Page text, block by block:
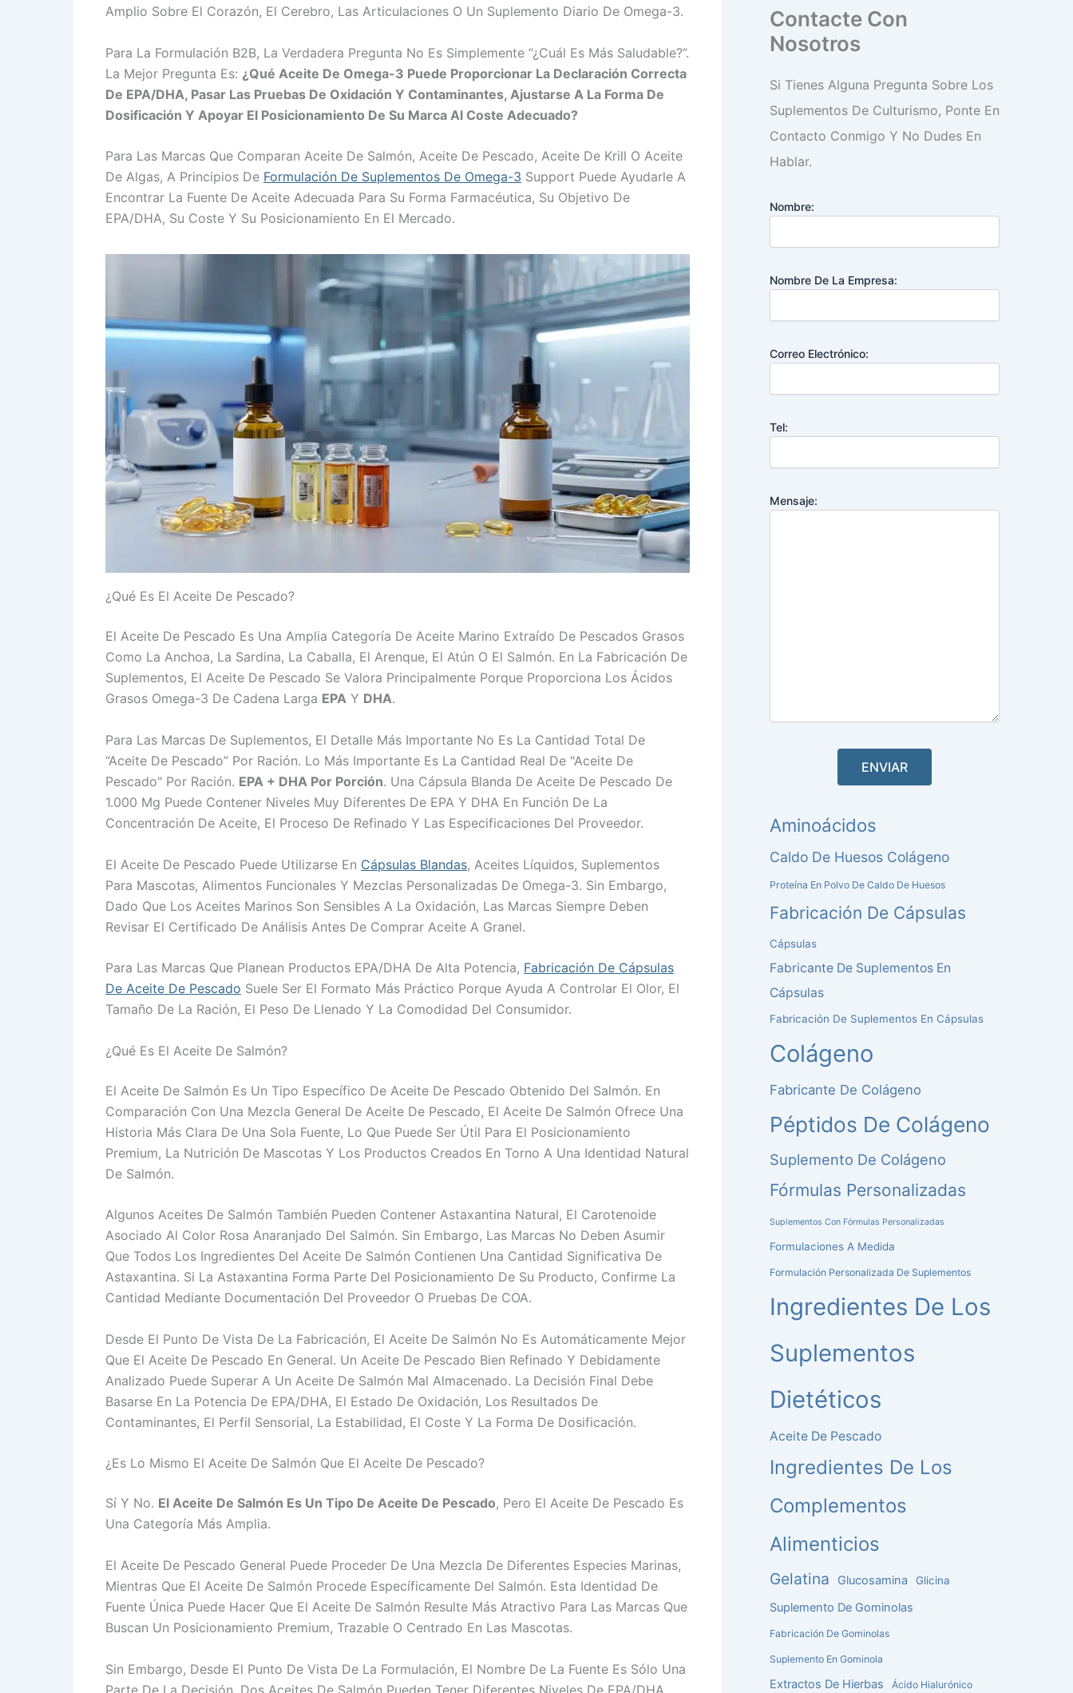
Amplio Sobre El Corazón, El Cerebro, Las Articulaciones O Un Suplemento Diario De Omega-3.
Para La Formulación B2B, La Verdadera Pregunta No Es Simplemente “¿Cuál Es Más Saludable?”.
La Mejor Pregunta Es: ¿Qué Aceite De Omega-3 Puede Proporcionar La Declaración Correcta
De EPA/DHA, Pasar Las Pruebas De Oxidación Y Contaminantes, Ajustarse A La Forma De
Dosificación Y Apoyar El Posicionamiento De Su Marca Al Coste Adecuado?
Para Las Marcas Que Comparan Aceite De Salmón, Aceite De Pescado, Aceite De Krill O Aceite
De Algas, A Principios De Formulación De Suplementos De Omega-3 Support Puede Ayudarle A
Encontrar La Fuente De Aceite Adecuada Para Su Forma Farmacéutica, Su Objetivo De
EPA/DHA, Su Coste Y Su Posicionamiento En El Mercado.
¿Qué Es El Aceite De Pescado?
El Aceite De Pescado Es Una Amplia Categoría De Aceite Marino Extraído De Pescados Grasos
Como La Anchoa, La Sardina, La Caballa, El Arenque, El Atún O El Salmón. En La Fabricación De
Suplementos, El Aceite De Pescado Se Valora Principalmente Porque Proporciona Los Ácidos
Grasos Omega-3 De Cadena Larga EPA Y DHA.
Para Las Marcas De Suplementos, El Detalle Más Importante No Es La Cantidad Total De
“aceite De Pescado” Por Ración. Lo Más Importante Es La Cantidad Real De "aceite De
Pescado" Por Ración. EPA + DHA Por Porción. Una Cápsula Blanda De Aceite De Pescado De
1.000 Mg Puede Contener Niveles Muy Diferentes De EPA Y DHA En Función De La
Concentración De Aceite, El Proceso De Refinado Y Las Especificaciones Del Proveedor.
El Aceite De Pescado Puede Utilizarse En Cápsulas Blandas, Aceites Líquidos, Suplementos
Para Mascotas, Alimentos Funcionales Y Mezclas Personalizadas De Omega-3. Sin Embargo,
Dado Que Los Aceites Marinos Son Sensibles A La Oxidación, Las Marcas Siempre Deben
Revisar El Certificado De Análisis Antes De Comprar Aceite A Granel.
Para Las Marcas Que Planean Productos EPA/DHA De Alta Potencia, Fabricación De Cápsulas
De Aceite De Pescado Suele Ser El Formato Más Práctico Porque Ayuda A Controlar El Olor, El
Tamaño De La Ración, El Peso De Llenado Y La Comodidad Del Consumidor.
¿Qué Es El Aceite De Salmón?
El Aceite De Salmón Es Un Tipo Específico De Aceite De Pescado Obtenido Del Salmón. En
Comparación Con Una Mezcla General De Aceite De Pescado, El Aceite De Salmón Ofrece Una
Historia Más Clara De Una Sola Fuente, Lo Que Puede Ser Útil Para El Posicionamiento
Premium, La Nutrición De Mascotas Y Los Productos Creados En Torno A Una Identidad Natural
De Salmón.
Algunos Aceites De Salmón También Pueden Contener Astaxantina Natural, El Carotenoide
Asociado Al Color Rosa Anaranjado Del Salmón. Sin Embargo, Las Marcas No Deben Asumir
Que Todos Los Ingredientes Del Aceite De Salmón Contienen Una Cantidad Significativa De
Astaxantina. Si La Astaxantina Forma Parte Del Posicionamiento De Su Producto, Confirme La
Cantidad Mediante Documentación Del Proveedor O Pruebas De COA.
Desde El Punto De Vista De La Fabricación, El Aceite De Salmón No Es Automáticamente Mejor
Que El Aceite De Pescado En General. Un Aceite De Pescado Bien Refinado Y Debidamente
Analizado Puede Superar A Un Aceite De Salmón Mal Almacenado. La Decisión Final Debe
Basarse En La Potencia De EPA/DHA, El Estado De Oxidación, Los Resultados De
Contaminantes, El Perfil Sensorial, La Estabilidad, El Coste Y La Forma De Dosificación.
¿Es Lo Mismo El Aceite De Salmón Que El Aceite De Pescado?
Sí Y No. El Aceite De Salmón Es Un Tipo De Aceite De Pescado, Pero El Aceite De Pescado Es
Una Categoría Más Amplia.
El Aceite De Pescado General Puede Proceder De Una Mezcla De Diferentes Especies Marinas,
Mientras Que El Aceite De Salmón Procede Específicamente Del Salmón. Esta Identidad De
Fuente Única Puede Hacer Que El Aceite De Salmón Resulte Más Atractivo Para Las Marcas Que
Buscan Un Posicionamiento Premium, Trazable O Centrado En Las Mascotas.
Sin Embargo, Desde El Punto De Vista De La Formulación, El Nombre De La Fuente Es Sólo Una
Parte De La Decisión. Dos Aceites De Salmón Pueden Tener Diferentes Niveles De EPA/DHA,
Contacte Con
Nosotros
Si Tienes Alguna Pregunta Sobre Los
Suplementos De Culturismo, Ponte En
Contacto Conmigo Y No Dudes En
Hablar.
Nombre:
Nombre De La Empresa:
Correo Electrónico:
Tel:
Mensaje:
Aminoácidos
Caldo De Huesos Colágeno
Proteína En Polvo De Caldo De Huesos
Fabricación De Cápsulas
Cápsulas
Fabricante De Suplementos En
Cápsulas
Fabricación De Suplementos En Cápsulas
Colágeno
Fabricante De Colágeno
Péptidos De Colágeno
Suplemento De Colágeno
Fórmulas Personalizadas
Suplementos Con Fórmulas Personalizadas
Formulaciones A Medida
Formulación Personalizada De Suplementos
Ingredientes De Los
Suplementos
Dietéticos
Aceite De Pescado
Ingredientes De Los
Complementos
Alimenticios
Gelatina Glucosamina Glicina
Suplemento De Gominolas
Fabricación De Gominolas
Suplemento En Gominola
Extractos De Hierbas Ácido Hialurónico